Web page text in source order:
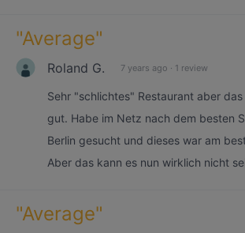
"Average"
Roland G. 7 years ago · 1 review
Sehr "schlichtes" Restaurant aber
gut. Habe im Netz nach dem besten
Berlin gesucht und dieses war am
Aber das kann es nun wirklich nicht
"Average"